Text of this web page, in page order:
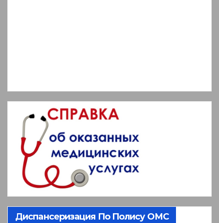
Диспансеризация По Полису ОМС